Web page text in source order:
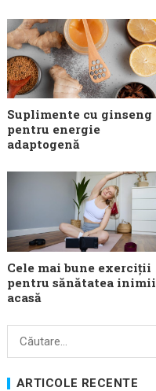
Suplimente cu ginseng
pentru energie
adaptogenă
Cele mai bune exerciții
pentru sănătatea inimii
acasă
ARTICOLE RECENTE